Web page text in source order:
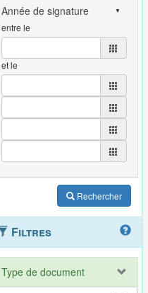
entre le
et le
Rechercher
Filtres
Type de document